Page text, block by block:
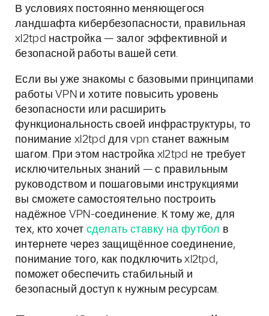
В условиях постоянно меняющегося
ландшафта кибербезопасности, правильная
xl2tpd настройка — залог эффективной и
безопасной работы вашей сети.
Если вы уже знакомы с базовыми принципами
работы VPN и хотите повысить уровень
безопасности или расширить
функциональность своей инфраструктуры, то
понимание xl2tpd для vpn станет важным
шагом. При этом настройка xl2tpd не требует
исключительных знаний — с правильным
руководством и пошаговыми инструкциями
вы сможете самостоятельно построить
надёжное VPN-соединение. К тому же, для
тех, кто хочет сделать ставку на футбол в
интернете через защищённое соединение,
понимание того, как подключить xl2tpd,
поможет обеспечить стабильный и
безопасный доступ к нужным ресурсам.